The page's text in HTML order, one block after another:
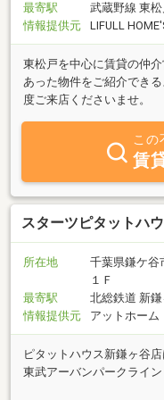
最寄駅
武蔵野線 東
情報提供元
LIFULL
東松戸を中心に賃貸の仲
あった物件をご紹介でき
度ご来店くださいませ。
この
賃
スターツピタットハ
所在地
千葉県鎌ケ谷
１Ｆ
最寄駅
北総鉄道 新
情報提供元
アットホーム
ピタットハウス新鎌ヶ谷
東武アーバンパークライ
ております。賃貸・売買